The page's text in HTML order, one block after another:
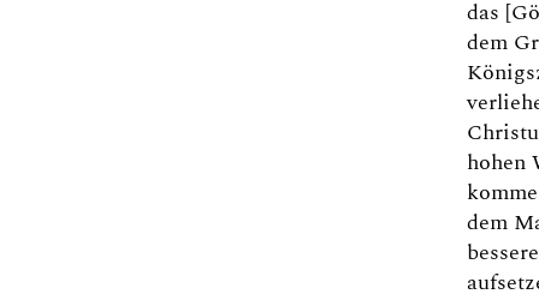
das
dem
hohen
dem